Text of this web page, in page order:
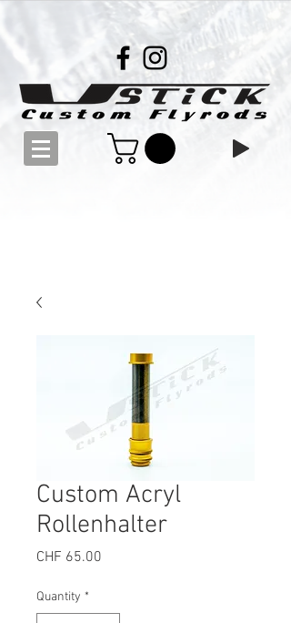
Custom Acryl
Rollenhalter
CHF 65.00
Quantity *